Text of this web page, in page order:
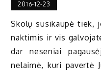
2016-12-23
Skolų susikaupė tiek,
naktimis ir vis
dar neseniai
nelaimė, kuri pavertė